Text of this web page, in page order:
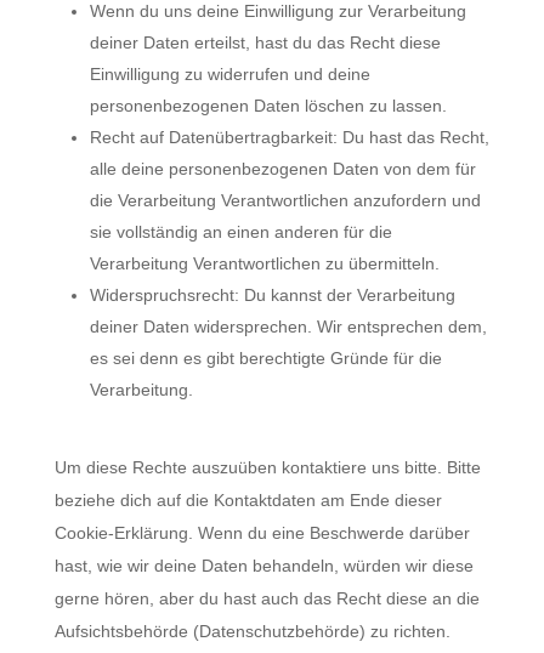
Wenn du uns deine Einwilligung zur Verarbeitung
deiner Daten erteilst, hast du das Recht diese
Einwilligung zu widerrufen und deine
personenbezogenen Daten löschen zu lassen.
Recht auf Datenübertragbarkeit: Du hast das Recht,
alle deine personenbezogenen Daten von dem für
die Verarbeitung Verantwortlichen anzufordern und
sie vollständig an einen anderen für die
Verarbeitung Verantwortlichen zu übermitteln.
Widerspruchsrecht: Du kannst der Verarbeitung
deiner Daten widersprechen. Wir entsprechen dem,
es sei denn es gibt berechtigte Gründe für die
Verarbeitung.
Um diese Rechte auszuüben kontaktiere uns bitte. Bitte
beziehe dich auf die Kontaktdaten am Ende dieser
Cookie-Erklärung. Wenn du eine Beschwerde darüber
hast, wie wir deine Daten behandeln, würden wir diese
gerne hören, aber du hast auch das Recht diese an die
Aufsichtsbehörde (Datenschutzbehörde) zu richten.